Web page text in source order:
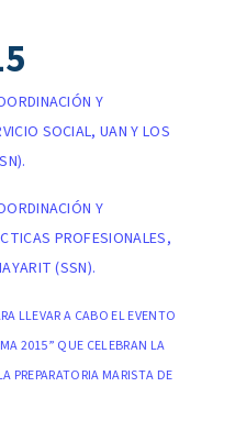
Y
SOCIAL, UAN Y LOS
Y
PROFESIONALES,
(SSN).
LLEVAR A CABO EL EVENTO
2015” QUE CELEBRAN LA
PREPARATORIA MARISTA DE